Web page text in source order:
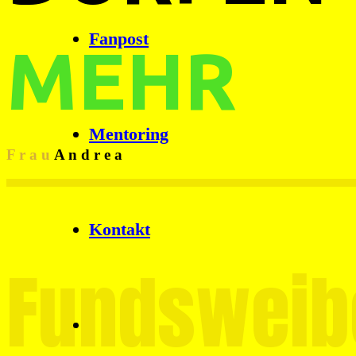
Fanpost
Mentoring
Kontakt
MEHR
F r a u A n d r e a